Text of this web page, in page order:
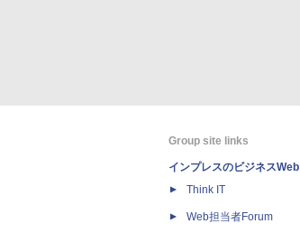
Group site links
インプレスのビジネスWeb
Think IT
Web担当者Forum